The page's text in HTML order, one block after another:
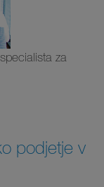
za
podjetje v